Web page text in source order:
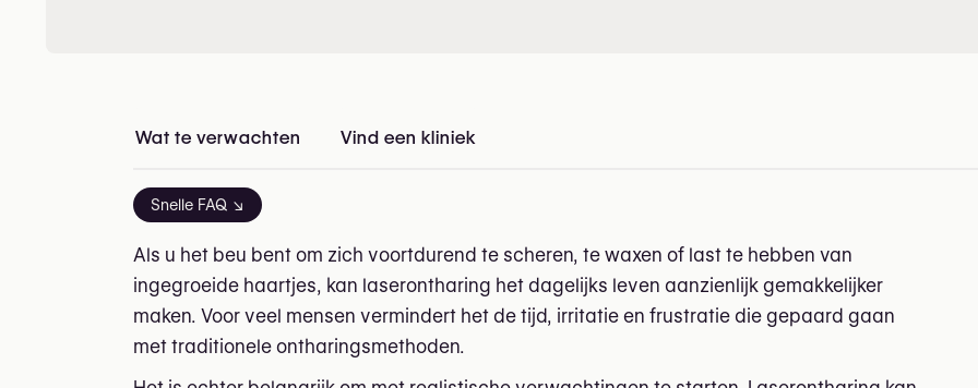
Wat te verwachten Vind een kliniek
Snelle FAQ ↘
Als u het beu bent om zich voortdurend te scheren, te waxen of last te hebben van
ingegroeide haartjes, kan laserontharing het dagelijks leven aanzienlijk gemakkelijker
maken. Voor veel mensen vermindert het de tijd, irritatie en frustratie die gepaard gaan
met traditionele ontharingsmethoden.